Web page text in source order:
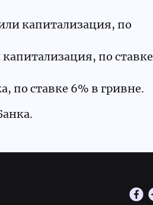
капитализация, по
по ставке
по ставке 6% в гривне.